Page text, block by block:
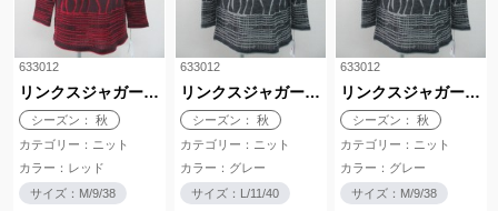
633012
リンクスジャガードボトルネック
シーズン： 秋
カテゴリー：ニット
カラー：レッド
サイズ：M/9/38
633012
リンクスジャガードボトルネック
シーズン： 秋
カテゴリー：ニット
カラー：グレー
サイズ：L/11/40
633012
リンクスジャガードボトルネック
シーズン： 秋
カテゴリー：ニット
カラー：グレー
サイズ：M/9/38